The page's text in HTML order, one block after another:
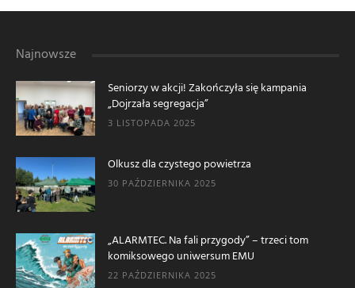
Najnowsze
Seniorzy w akcji! Zakończyła się kampania
„Dojrzała segregacja”
3 LISTOPADA 2025
Olkusz dla czystego powietrza
30 PAŹDZIERNIKA 2025
„ALARMTEC. Na fali przygody” – trzeci tom
komiksowego uniwersum EMU
22 PAŹDZIERNIKA 2025